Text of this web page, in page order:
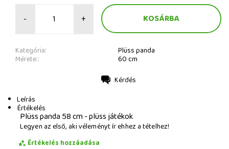
- +
Kategória: Plüss panda
Mérete:: 60 cm
Kérdés
Leírás
Értékelés
Plüss panda 58 cm - plüss játékok
Legyen az első, aki véleményt ír ehhez a tételhez!
Értékelés hozzáadása